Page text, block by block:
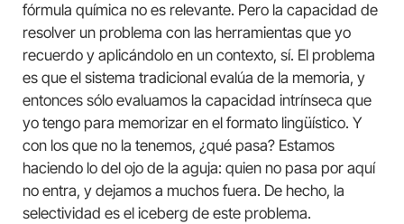
fórmula química no es relevante. Pero la capacidad de
resolver un problema con las herramientas que yo
recuerdo y aplicándolo en un contexto, sí. El problema
es que el sistema tradicional evalúa de la memoria, y
entonces sólo evaluamos la capacidad intrínseca que
yo tengo para memorizar en el formato lingüístico. Y
con los que no la tenemos, ¿qué pasa? Estamos
haciendo lo del ojo de la aguja: quien no pasa por aquí
no entra, y dejamos a muchos fuera. De hecho, la
selectividad es el iceberg de este problema.